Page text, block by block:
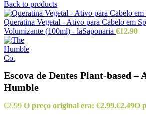
Back to products
Queratina Vegetal - Ativo para Cabelo em
Volumizante (100ml) - laSaponaria €12.90
Escova de Dentes Plant-based –
Humble
€2.99 O preço original era: €2.99.€2.49O